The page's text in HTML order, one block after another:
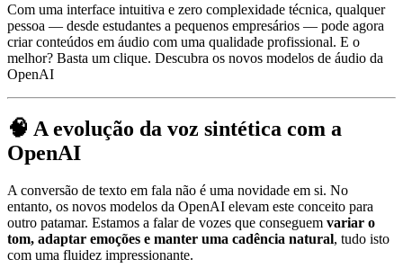
Com uma interface intuitiva e zero complexidade técnica, qualquer
pessoa — desde estudantes a pequenos empresários — pode agora
criar conteúdos em áudio com uma qualidade profissional. E o
melhor? Basta um clique. Descubra os novos modelos de áudio da
OpenAI
🧠 A evolução da voz sintética com a
OpenAI
A conversão de texto em fala não é uma novidade em si. No
entanto, os novos modelos da OpenAI elevam este conceito para
outro patamar. Estamos a falar de vozes que conseguem variar o
tom, adaptar emoções e manter uma cadência natural, tudo isto
com uma fluidez impressionante.